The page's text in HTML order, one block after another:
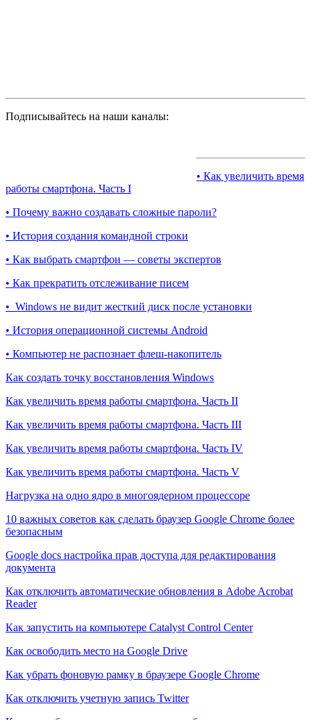
Подписывайтесь на наши каналы:
• Как увеличить время
работы смартфона. Часть I
• Почему важно создавать сложные пароли?
• История создания командной строки
• Как выбрать смартфон — советы экспертов
• Как прекратить отслеживание писем
• Windows не видит жесткий диск после установки
• История операционной системы Android
• Компьютер не распознает флеш-накопитель
Как создать точку восстановления Windows
Как увеличить время работы смартфона. Часть II
Как увеличить время работы смартфона. Часть III
Как увеличить время работы смартфона. Часть IV
Как увеличить время работы смартфона. Часть V
Нагрузка на одно ядро в многоядерном процессоре
10 важных советов как сделать браузер Google Chrome более
безопасным
Google docs настройка прав доступа для редактирования
документа
Как отключить автоматические обновления в Adobe Acrobat
Reader
Как запустить на компьютере Catalyst Control Center
Как освободить место на Google Drive
Как убрать фоновую рамку в браузере Google Chrome
Как отключить учетную запись Twitter